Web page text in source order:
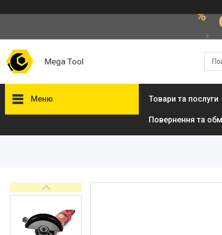
Mega Tool
Меню
Енергозабезпечення
обладнання
Засоби індивідуального
Товари та послуги
Повернення та